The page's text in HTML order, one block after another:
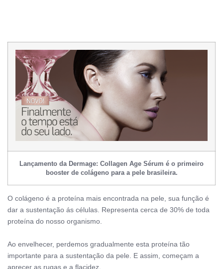
Lançamento da Dermage: Collagen Age Sérum é o primeiro
booster de colágeno para a pele brasileira.
O colágeno é a proteína mais encontrada na pele, sua função é
dar a sustentação ás células. Representa cerca de 30% de toda
proteína do nosso organismo.
Ao envelhecer, perdemos gradualmente esta proteína tão
importante para a sustentação da pele. E assim, começam a
aprecer as rugas e a flacidez.